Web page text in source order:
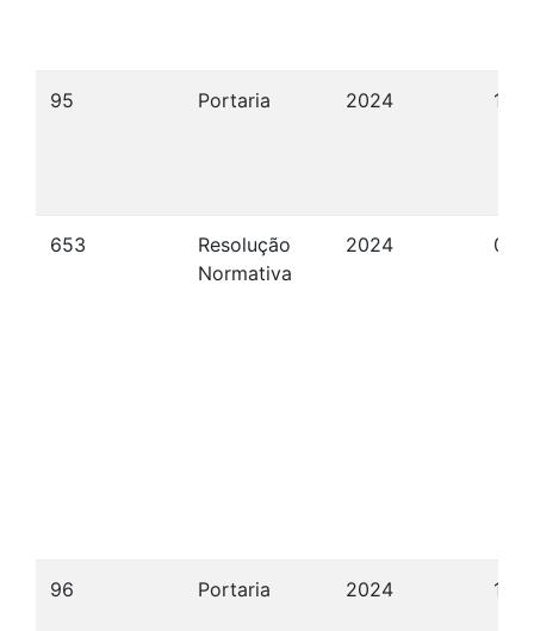
95 Portaria 2024 17/
653
Resolução
Normativa
2024 09/
96 Portaria 2024 17/